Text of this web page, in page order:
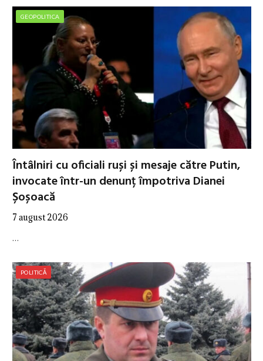
GEOPOLITICA
Întâlniri cu oficiali ruși și mesaje către Putin,
invocate într-un denunț împotriva Dianei
Șoșoacă
7 august 2026
…
POLITICĂ